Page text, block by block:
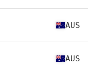
AUS
AUS